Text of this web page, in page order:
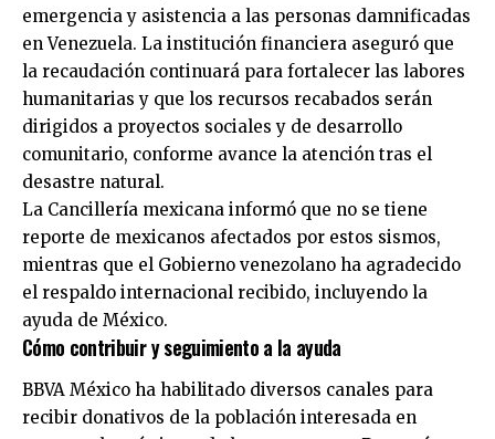
emergencia y asistencia a las personas damnificadas
en Venezuela. La institución financiera aseguró que
la recaudación continuará para fortalecer las labores
humanitarias y que los recursos recabados serán
dirigidos a proyectos sociales y de desarrollo
comunitario, conforme avance la atención tras el
desastre natural.
La Cancillería mexicana informó que no se tiene
reporte de mexicanos afectados por estos sismos,
mientras que el Gobierno venezolano ha agradecido
el respaldo internacional recibido, incluyendo la
ayuda de México.
Cómo contribuir y seguimiento a la ayuda
BBVA México ha habilitado diversos canales para
recibir donativos de la población interesada en